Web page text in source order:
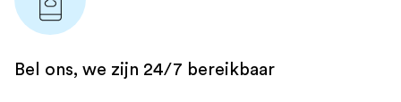
Bel ons, we zijn 24/7 bereikbaar